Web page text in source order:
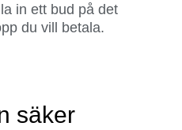
in ett bud på det
du vill betala.
säker